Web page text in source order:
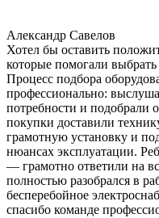
Александр Савелов
Хотел бы оставить
которые помогали выбрать
Процесс подбора
профессионально:
потребности и подобрали
покупки доставили
грамотную установку и
нюансах эксплуатации.
— грамотно ответили на
полностью разобрался в
бесперебойное
спасибо команде